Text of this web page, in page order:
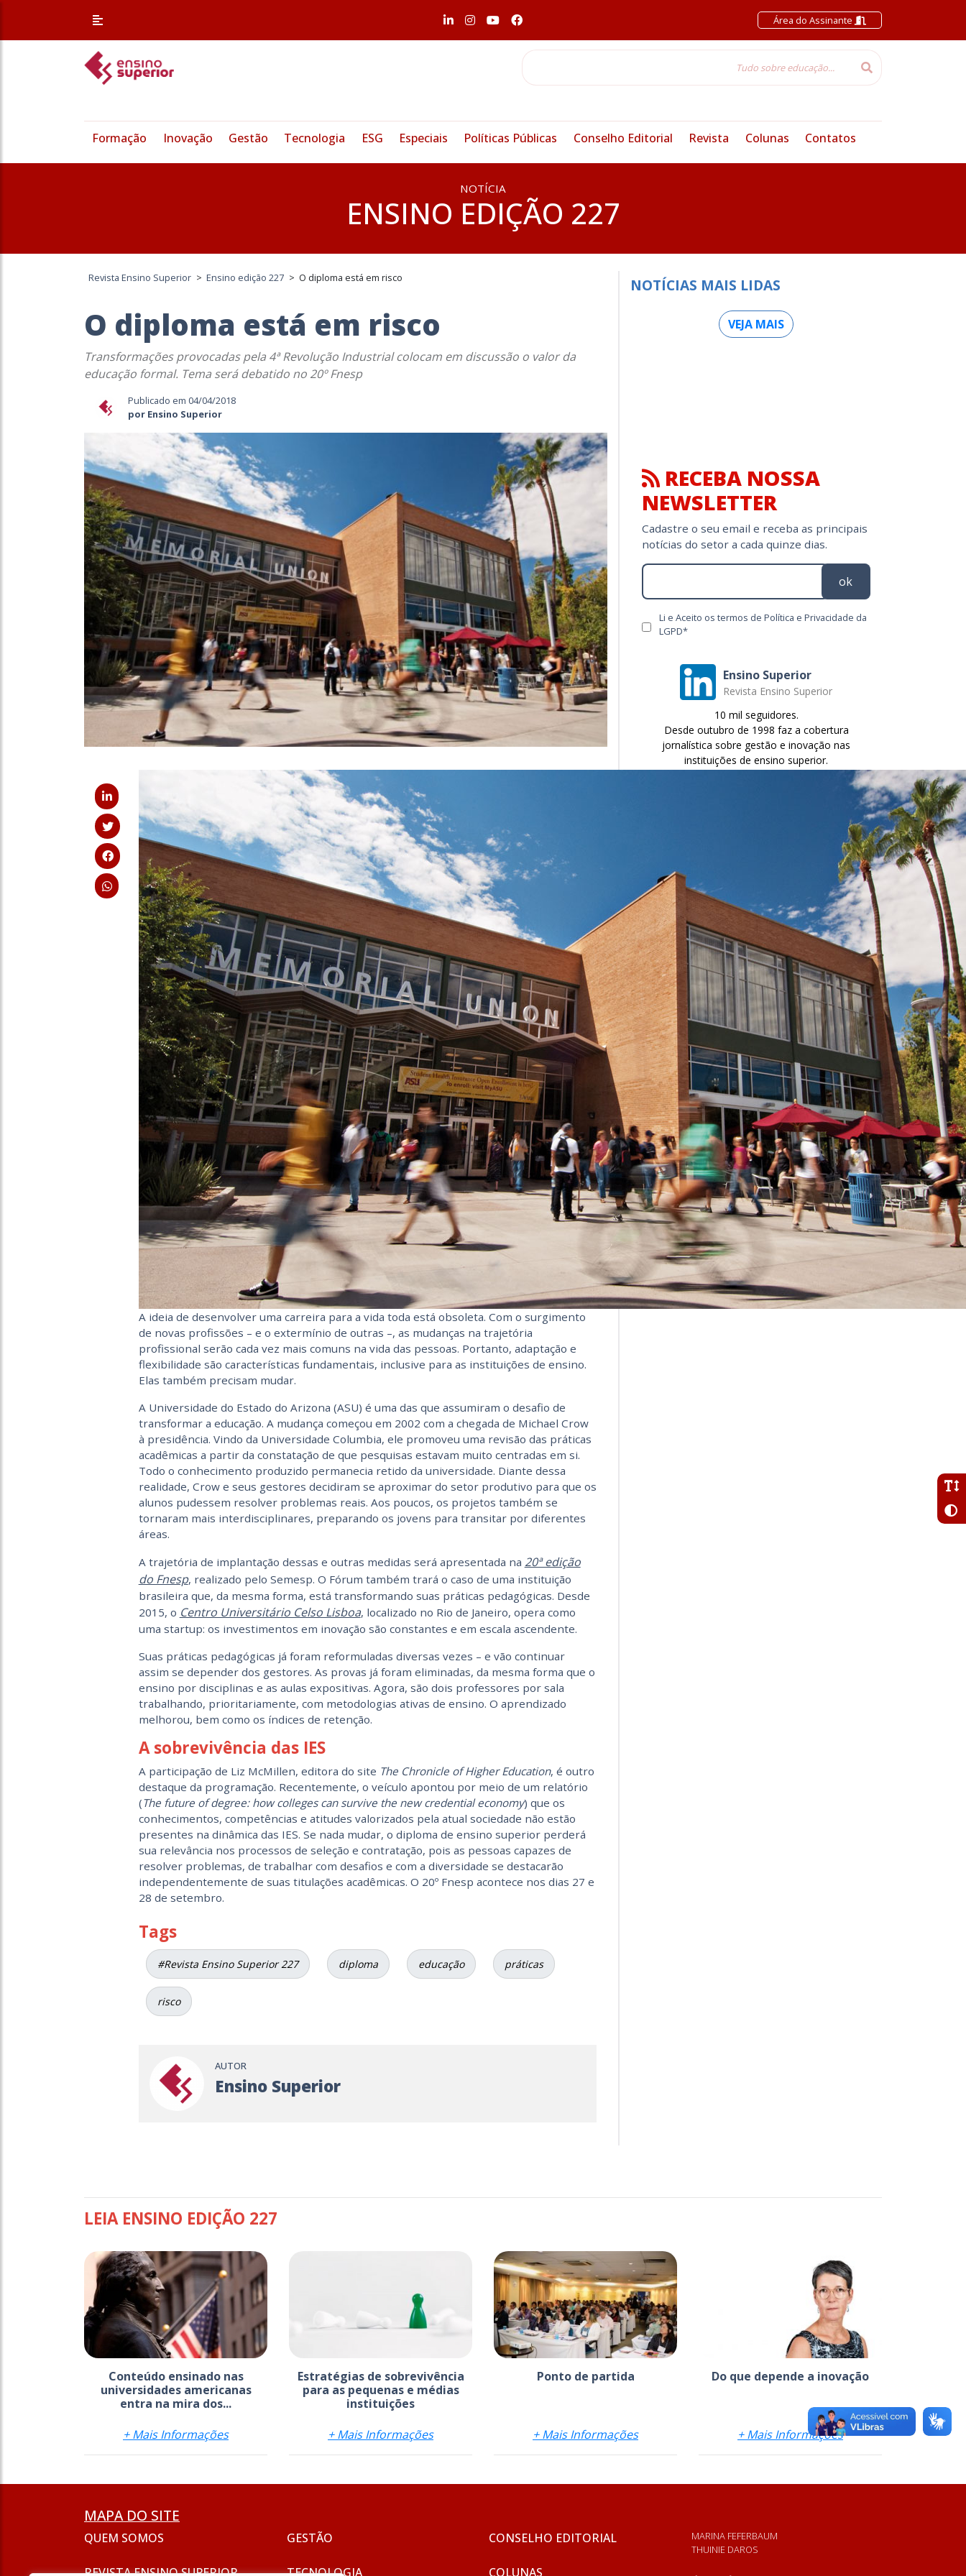
Área do Assinante
Formação Inovação Gestão Tecnologia ESG Especiais Políticas Públicas Conselho Editorial Revista Colunas Contatos
NOTÍCIA
ENSINO EDIÇÃO 227
Revista Ensino Superior > Ensino edição 227 > O diploma está em risco
O diploma está em risco
Transformações provocadas pela 4ª Revolução Industrial colocam em discussão o valor da
educação formal. Tema será debatido no 20º Fnesp
Publicado em 04/04/2018
por Ensino Superior
A ideia de desenvolver uma carreira para a vida toda está obsoleta. Com o surgimento
de novas profissões – e o extermínio de outras –, as mudanças na trajetória
profissional serão cada vez mais comuns na vida das pessoas. Portanto, adaptação e
flexibilidade são características fundamentais, inclusive para as instituições de ensino.
Elas também precisam mudar.
A Universidade do Estado do Arizona (ASU) é uma das que assumiram o desafio de
transformar a educação. A mudança começou em 2002 com a chegada de Michael Crow
à presidência. Vindo da Universidade Columbia, ele promoveu uma revisão das práticas
acadêmicas a partir da constatação de que pesquisas estavam muito centradas em si.
Todo o conhecimento produzido permanecia retido da universidade. Diante dessa
realidade, Crow e seus gestores decidiram se aproximar do setor produtivo para que os
alunos pudessem resolver problemas reais. Aos poucos, os projetos também se
tornaram mais interdisciplinares, preparando os jovens para transitar por diferentes
áreas.
A trajetória de implantação dessas e outras medidas será apresentada na 20ª edição
do Fnesp, realizado pelo Semesp. O Fórum também trará o caso de uma instituição
brasileira que, da mesma forma, está transformando suas práticas pedagógicas. Desde
2015, o Centro Universitário Celso Lisboa, localizado no Rio de Janeiro, opera como
uma startup: os investimentos em inovação são constantes e em escala ascendente.
Suas práticas pedagógicas já foram reformuladas diversas vezes – e vão continuar
assim se depender dos gestores. As provas já foram eliminadas, da mesma forma que o
ensino por disciplinas e as aulas expositivas. Agora, são dois professores por sala
trabalhando, prioritariamente, com metodologias ativas de ensino. O aprendizado
melhorou, bem como os índices de retenção.
A sobrevivência das IES
A participação de Liz McMillen, editora do site The Chronicle of Higher Education, é outro
destaque da programação. Recentemente, o veículo apontou por meio de um relatório
(The future of degree: how colleges can survive the new credential economy) que os
conhecimentos, competências e atitudes valorizados pela atual sociedade não estão
presentes na dinâmica das IES. Se nada mudar, o diploma de ensino superior perderá
sua relevância nos processos de seleção e contratação, pois as pessoas capazes de
resolver problemas, de trabalhar com desafios e com a diversidade se destacarão
independentemente de suas titulações acadêmicas. O 20º Fnesp acontece nos dias 27 e
28 de setembro.
Tags
#Revista Ensino Superior 227 diploma educação práticas
risco
AUTOR
Ensino Superior
NOTÍCIAS MAIS LIDAS
VEJA MAIS
RECEBA NOSSA
NEWSLETTER
Cadastre o seu email e receba as principais
notícias do setor a cada quinze dias.
ok
Li e Aceito os termos de Política e Privacidade da
LGPD*
Ensino Superior
Revista Ensino Superior
10 mil seguidores.
Desde outubro de 1998 faz a cobertura
jornalística sobre gestão e inovação nas
instituições de ensino superior.
LEIA ENSINO EDIÇÃO 227
Conteúdo ensinado nas
universidades americanas
entra na mira dos...
+ Mais Informações
Estratégias de sobrevivência
para as pequenas e médias
instituições
+ Mais Informações
Ponto de partida
+ Mais Informações
Do que depende a inovação
+ Mais Informações
MAPA DO SITE
QUEM SOMOS
REVISTA ENSINO SUPERIOR
GESTÃO
TECNOLOGIA
CONSELHO EDITORIAL
COLUNAS
MARINA FEFERBAUM
THUINIE DAROS